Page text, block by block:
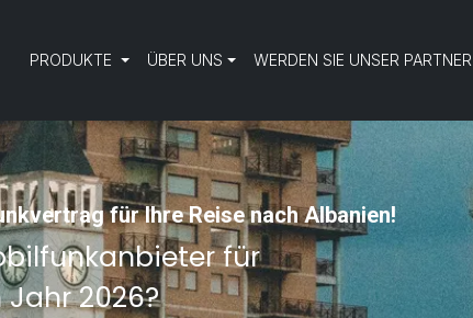
PRODUKTE ÜBER UNS WERDEN SIE UNSER PARTNER
für Ihre Reise nach Albanien!
für
2026?